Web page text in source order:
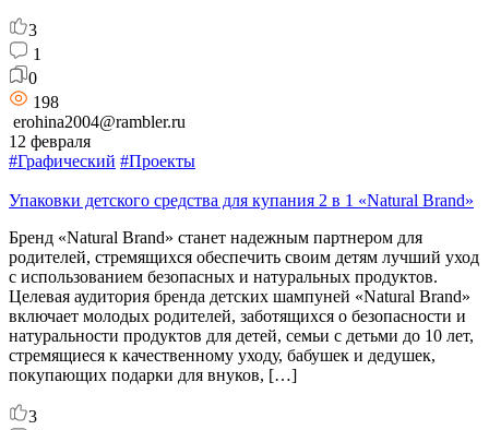
3
1
0
198
erohina2004@rambler.ru
12 февраля
#Графический #Проекты
Упаковки детского средства для купания 2 в 1 «Natural Brand»
Бренд «Natural Brand» станет надежным партнером для
родителей, стремящихся обеспечить своим детям лучший уход
с использованием безопасных и натуральных продуктов.
Целевая аудитория бренда детских шампуней «Natural Brand»
включает молодых родителей, заботящихся о безопасности и
натуральности продуктов для детей, семьи с детьми до 10 лет,
стремящиеся к качественному уходу, бабушек и дедушек,
покупающих подарки для внуков, […]
3